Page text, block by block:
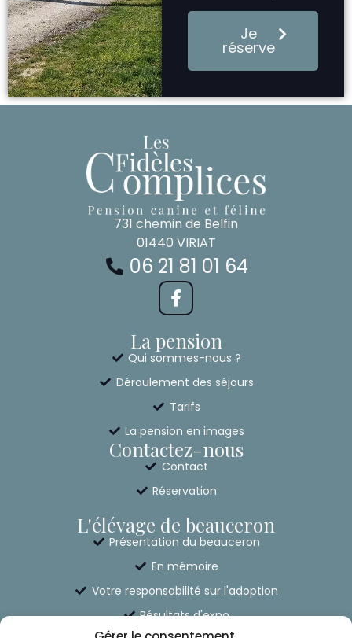
Je
réserve
731 chemin de Belfin
01440 VIRIAT
06 21 81 01 64
La pension
Qui sommes-nous ?
Déroulement des séjours
Tarifs
La pension en images
Contactez-nous
Contact
Réservation
L'élévage de beauceron
Présentation du beauceron
En mémoire
Votre responsabilité sur l'adoption
Résultats d'expo